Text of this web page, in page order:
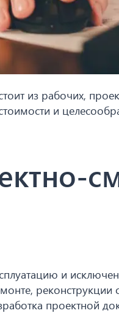
из рабочих,
и
и
проектной